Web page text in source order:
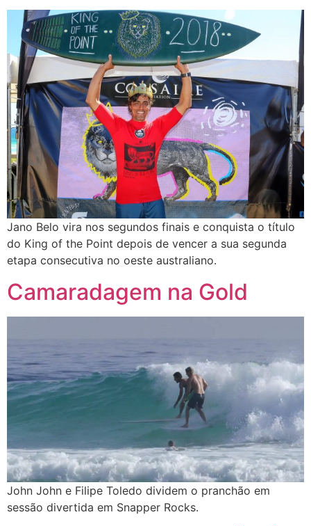
Jano Belo vira nos segundos finais e conquista o título
do King of the Point depois de vencer a sua segunda
etapa consecutiva no oeste australiano.
Camaradagem na Gold
John John e Filipe Toledo dividem o pranchão em
sessão divertida em Snapper Rocks.